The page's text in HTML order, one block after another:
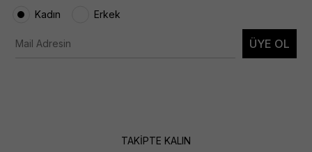
Kadın Erkek
ÜYE OL
TAKİPTE KALIN